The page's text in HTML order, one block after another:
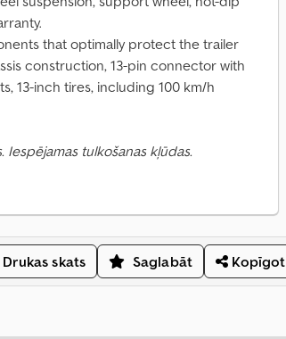
that optimally protect the trailer
construction, 13-pin connector with
13-inch tires, including 100 km/h
Iespējamas tulkošanas kļūdas.
Drukas skats Saglabāt Kopīgot